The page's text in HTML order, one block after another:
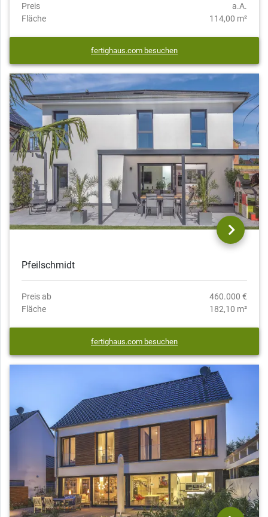
Preis
a.A.
Fläche
114,00 m²
fertighaus.com besuchen
Pfeilschmidt
Preis ab
460.000 €
Fläche
182,10 m²
fertighaus.com besuchen